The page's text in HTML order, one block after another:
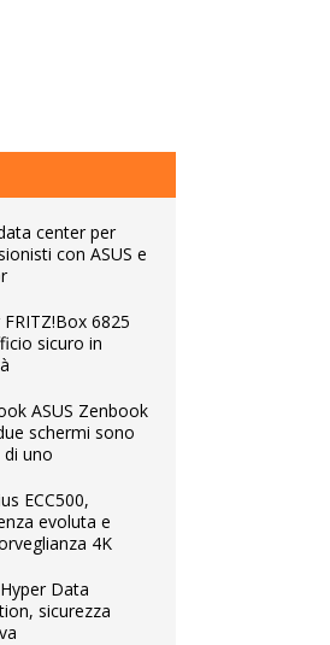
center per
con ASUS e
6825
sicuro in
ASUS Zenbook
schermi sono
uno
ECC500,
evoluta e
4K
Data
sicurezza